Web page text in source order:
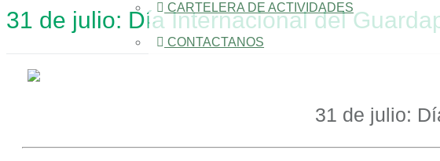
CARTELERA DE ACTIVIDADES
CONTACTANOS
31 de julio: Día Internacional del
31 de julio: